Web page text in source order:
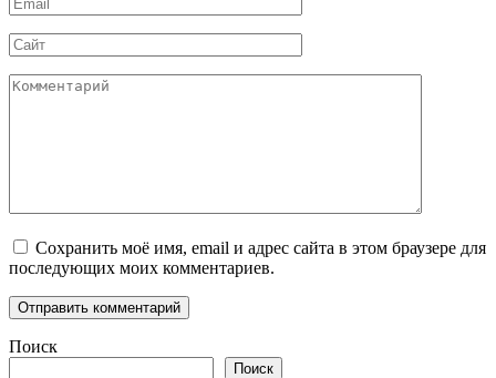
*
Сайт
Комментарий
Сохранить моё имя, email и адрес сайта в этом браузере для
последующих моих комментариев.
Поиск
Поиск